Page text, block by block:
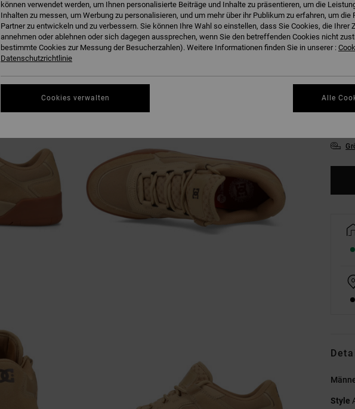
39
Style
können verwendet werden, um Ihnen personalisierte Beiträge und Inhalte zu präsentieren, um die
Inhalten zu messen, um Werbung zu personalisieren, und um mehr über ihr Publikum zu erfahren, um die
Partner zu entwickeln und zu verbessern. Sie können Ihre Wahl so einstellen, dass Sie Cookies, die Ihrer
annehmen oder ablehnen oder sich dagegen aussprechen, wenn Sie den betreffenden Cookies nicht
bestimmte Cookies zur Messung der Besucherzahlen). Weitere Informationen finden Sie in unserer :
Datenschutzrichtlinie
Cookies verwalten Alle